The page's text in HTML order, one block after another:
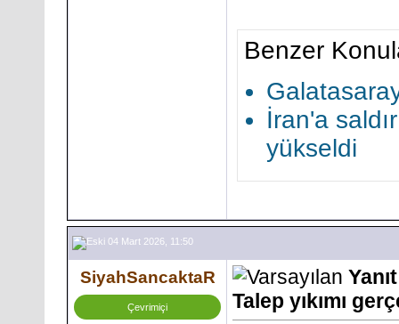
Benzer
İran'a
yükseldi
04 Mart 2026, 11:50
SiyahSancaktaR
Çevrimiçi
Talep yıkımı